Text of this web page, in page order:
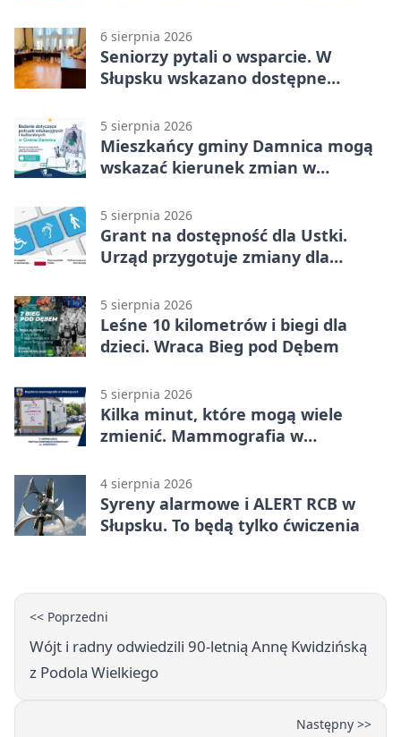
6 sierpnia 2026
Seniorzy pytali o wsparcie. W
Słupsku wskazano dostępne
5 sierpnia 2026
Mieszkańcy gminy Damnica mogą
wskazać kierunek zmian w
5 sierpnia 2026
Grant na dostępność dla Ustki.
Urząd przygotuje zmiany dla
5 sierpnia 2026
Leśne 10 kilometrów i biegi dla
dzieci. Wraca Bieg pod Dębem
5 sierpnia 2026
Kilka minut, które mogą wiele
zmienić. Mammografia w
4 sierpnia 2026
Syreny alarmowe i ALERT RCB w
Słupsku. To będą tylko ćwiczenia
<< Poprzedni
Wójt i radny odwiedzili 90‑letnią Annę Kwidzińską
z Podola Wielkiego
Następny >>